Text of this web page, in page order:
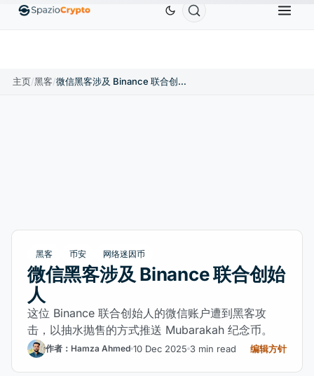
EthereumETHUS$1,880.58 Tether USDTUS$0.9991 BNB
主页/黑客/ 微信黑客涉及 Binance 联合创始人
黑客 币安 网络迷因币
微信黑客涉及 Binance 联合创始
人
这位 Binance 联合创始人的微信账户遭到黑客攻
击，以抽水抛售的方式推送 Mubarakah 纪念币。
作者：Hamza Ahmed 10 Dec 2025 3 min read 编辑方针